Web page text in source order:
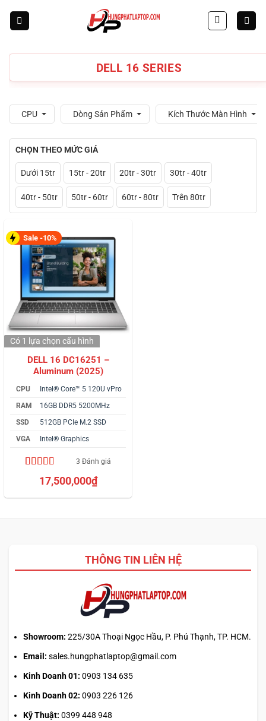
DELL 16 SERIES
CPU Dòng Sản Phẩm Kích Thước Màn Hình
CHỌN THEO MỨC GIÁ
Dưới 15tr 15tr - 20tr 20tr - 30tr 30tr - 40tr
40tr - 50tr 50tr - 60tr 60tr - 80tr Trên 80tr
Sale -10%
DELL 16 DC16251 –
Aluminum (2025)
CPU
Intel® Core™ 5 120U vPro
RAM
16GB DDR5 5200MHz
SSD
512GB PCIe M.2 SSD
VGA
Intel® Graphics
5.00trên 5
dựa trên
3 Đánh giá
17,500,000₫
Có 1 lựa chọn cấu hình
THÔNG TIN LIÊN HỆ
Showroom: 225/30A Thoại Ngọc Hầu, P. Phú Thạnh, TP. HCM.
Email: sales.hungphatlaptop@gmail.com
Kinh Doanh 01: 0903 134 635
Kinh Doanh 02: 0903 226 126
Kỹ Thuật: 0399 448 948